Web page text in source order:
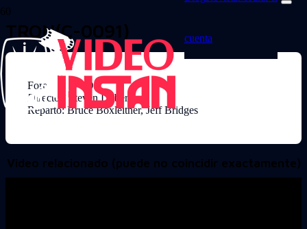
cuenta
TRON(C-0091)
Formato: DVD
Director: Steven Lisberger
Reparto: Bruce Boxleitner, Jeff Bridges
Video relacionado (puede no coincidir exactamente)